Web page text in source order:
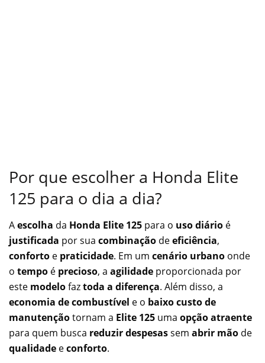
Por que escolher a Honda Elite
125 para o dia a dia?
Aescolha da Honda Elite 125 para o uso diário é
justificada por sua combinação deeficiência,
conforto e praticidade. Em um cenário urbano onde
o tempo é precioso, a agilidade proporcionada por
este modelofaztoda a diferença. Além disso, a
economia de combustível e o baixo custo de
manutençãotornam a Elite 125 uma opção atraente
para quem busca reduzir despesassem abrir mão de
qualidade econforto.